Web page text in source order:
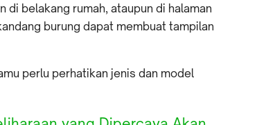
di belakang rumah, ataupun di halaman
burung dapat membuat tampilan
perlu perhatikan jenis dan model